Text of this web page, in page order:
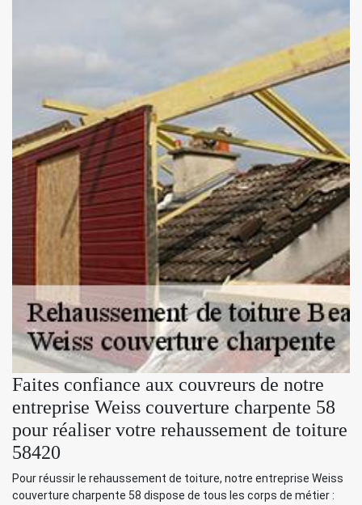
Faites confiance aux couvreurs de notre
entreprise Weiss couverture charpente 58
pour réaliser votre rehaussement de toiture
58420
Pour réussir le rehaussement de toiture, notre entreprise Weiss
couverture charpente 58 dispose de tous les corps de métier :